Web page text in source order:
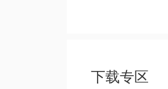
下载专区